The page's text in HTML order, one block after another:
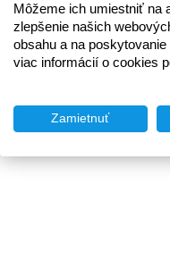
Môžeme ich umiestniť na
zlepšenie našich
obsahu a na
viac informácií o cookies
Zamietnuť